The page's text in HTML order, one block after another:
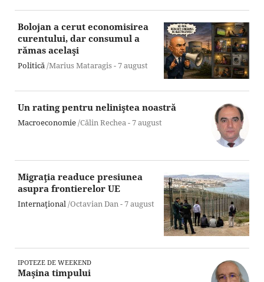
Bolojan a cerut economisirea
curentului, dar consumul a
rămas acelaşi
Politică/Marius Mataragis -7 august
Un rating pentru neliniştea noastră
Macroeconomie/Călin Rechea -7 august
Migraţia readuce presiunea
asupra frontierelor UE
Internaţional/Octavian Dan -7 august
IPOTEZE DE WEEKEND
Maşina timpului